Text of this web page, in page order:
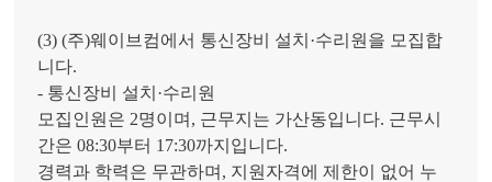
(3) (주)웨이브컴에서 통신장비 설치·수리원을 모집합
니다.
- 통신장비 설치·수리원
모집인원은 2명이며, 근무지는 가산동입니다. 근무시
간은 08:30부터 17:30까지입니다.
경력과 학력은 무관하며, 지원자격에 제한이 없어 누